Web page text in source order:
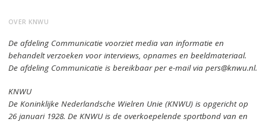
OVER KNWU
De afdeling Communicatie voorziet media van informatie en
behandelt verzoeken voor interviews, opnames en beeldmateriaal.
De afdeling Communicatie is bereikbaar per e-mail via pers@knwu.nl.
KNWU
De Koninklijke Nederlandsche Wielren Unie (KNWU) is opgericht op
26 januari 1928.De KNWU is de overkoepelende sportbond van en